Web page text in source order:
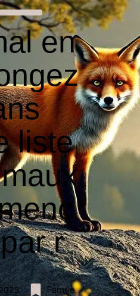
en
liste
r
Famille